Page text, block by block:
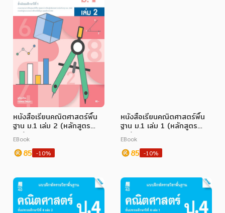
หนังสือเรียนคณิตศาสตร์พื้น
ฐาน ม.1 เล่ม 2 (หลักสูตร
60)
EBook
85 -10%
หนังสือเรียนคณิตศาสตร์พื้น
ฐาน ม.1 เล่ม 1 (หลักสูตร
60)
EBook
85 -10%